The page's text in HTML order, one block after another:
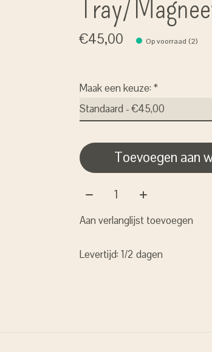
€45,00 Op voorraad (2)
Maak een keuze:*
Toevoegen aan
Aantal:
Aan verlanglijst toevoegen
Levertijd: 1/2 dagen